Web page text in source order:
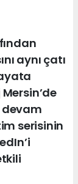
aynı çatı
devam
serisinin